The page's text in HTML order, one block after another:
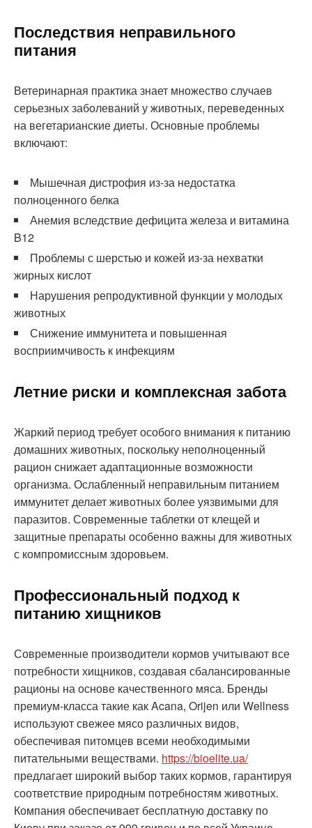
Последствия неправильного
питания
Ветеринарная практика знает множество случаев
серьезных заболеваний у животных, переведенных
на вегетарианские диеты. Основные проблемы
включают:
Мышечная дистрофия из-за недостатка
полноценного белка
Анемия вследствие дефицита железа и витамина
B12
Проблемы с шерстью и кожей из-за нехватки
жирных кислот
Нарушения репродуктивной функции у молодых
животных
Снижение иммунитета и повышенная
восприимчивость к инфекциям
Летние риски и комплексная забота
Жаркий период требует особого внимания к питанию
домашних животных, поскольку неполноценный
рацион снижает адаптационные возможности
организма. Ослабленный неправильным питанием
иммунитет делает животных более уязвимыми для
паразитов. Современные таблетки от клещей и
защитные препараты особенно важны для животных
с компромиссным здоровьем.
Профессиональный подход к
питанию хищников
Современные производители кормов учитывают все
потребности хищников, создавая сбалансированные
рационы на основе качественного мяса. Бренды
премиум-класса такие как Acana, Orijen или Wellness
используют свежее мясо различных видов,
обеспечивая питомцев всеми необходимыми
питательными веществами. https://bioelite.ua/
предлагает широкий выбор таких кормов, гарантируя
соответствие природным потребностям животных.
Компания обеспечивает бесплатную доставку по